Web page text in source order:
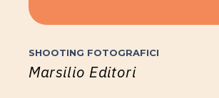
SHOOTING FOTOGRAFICI
Marsilio Editori